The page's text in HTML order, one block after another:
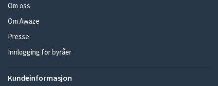
Om oss
Om Awaze
Presse
Innlogging for byråer
Kundeinformasjon